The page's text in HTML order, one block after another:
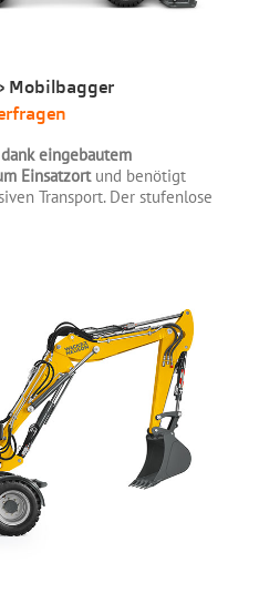
Mobilbagger
eingebautem
Einsatzortund benötigt
Transport. Der stufenlose